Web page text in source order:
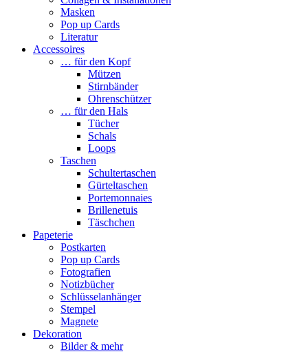
Masken
Pop up Cards
Literatur
Accessoires
… für den Kopf
Mützen
Stirnbänder
Ohrenschützer
… für den Hals
Tücher
Schals
Loops
Taschen
Schultertaschen
Gürteltaschen
Portemonnaies
Brillenetuis
Täschchen
Papeterie
Postkarten
Pop up Cards
Fotografien
Notizbücher
Schlüsselanhänger
Stempel
Magnete
Dekoration
Bilder & mehr